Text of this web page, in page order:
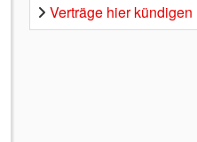
Verträge hier kündigen